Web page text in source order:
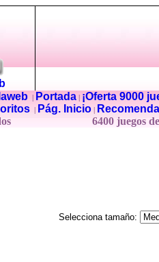
| Portada|
¡Oferta 9000
Pág. Inicio
6400 juegos
Selecciona tamaño: